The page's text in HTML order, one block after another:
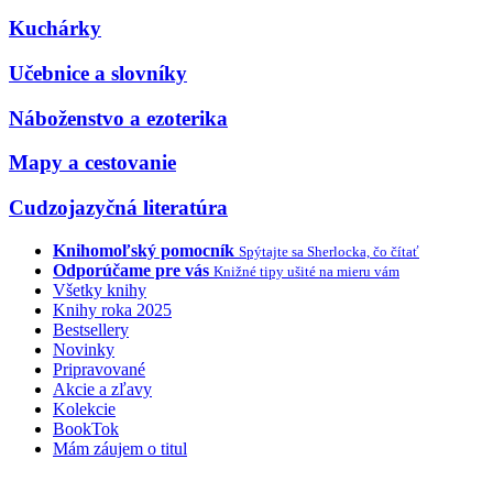
Kuchárky
Učebnice a slovníky
Náboženstvo a ezoterika
Mapy a cestovanie
Cudzojazyčná literatúra
Knihomoľský pomocník Spýtajte sa Sherlocka, čo čítať
Odporúčame pre vás Knižné tipy ušité na mieru vám
Všetky knihy
Knihy roka 2025
Bestsellery
Novinky
Pripravované
Akcie a zľavy
Kolekcie
BookTok
Mám záujem o titul